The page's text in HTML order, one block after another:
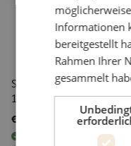
STC, Sicherer
14/10mm, 12/10mm, 10/
€ 107,59
zzgl. mwst. € 130,18
Informationen
bereitgestellt
Rahmen Ihrer
gesammelt